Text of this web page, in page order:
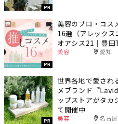
PR
PR
美容のプロ・コス
16選（アレックス
オアシス21｜豊田
美容 愛知
PR
世界各地で愛され
メブランド『
ップストアがタカ
て開催中
美容 名古